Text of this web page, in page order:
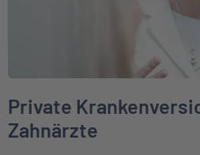
Private
Zahnärzte